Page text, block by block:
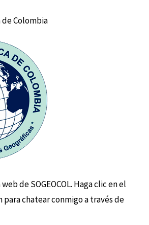
Colombia
de SOGEOCOL. Haga clic en el
chatear conmigo a través de